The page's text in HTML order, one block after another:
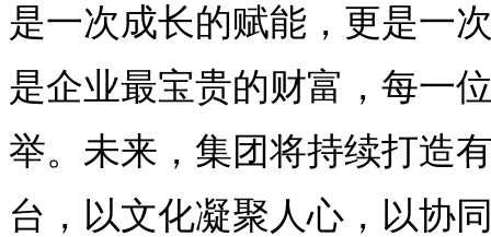
是一次成长的赋能，更是一
是企业最宝贵的财富，每一
举。未来，集团将持续打造
台，以文化凝聚人心，以协